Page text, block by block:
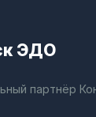
ЭДО
партнёр